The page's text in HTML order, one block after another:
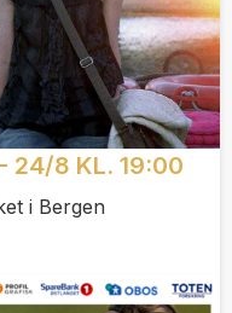
- 24/8 KL. 19:00
i Bergen